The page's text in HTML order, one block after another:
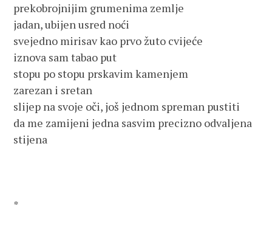
prekobrojnijim grumenima zemlje
jadan, ubijen usred noći
svejedno mirisav kao prvo žuto cvijeće
iznova sam tabao put
stopu po stopu prskavim kamenjem
zarezan i sretan
slijep na svoje oči, još jednom spreman pustiti
da me zamijeni jedna sasvim precizno odvaljena
stijena
*